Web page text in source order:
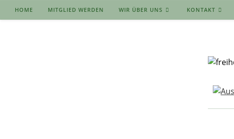
HOME MITGLIED WERDEN WIR ÜBER UNS KONTAKT